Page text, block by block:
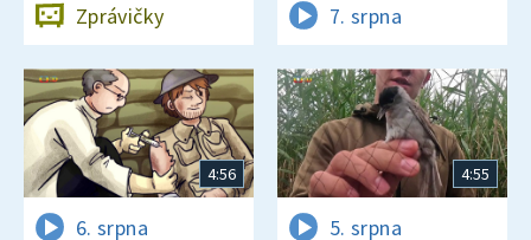
Zprávičky 7. srpna
4:56
6. srpna
4:55
5. srpna